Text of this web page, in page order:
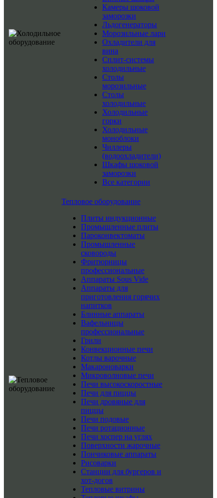
Камеры шоковой
заморозки
Льдогенераторы
Морозильные лари
Охладители для
вина
Сплит-системы
холодильные
Столы
морозильные
Столы
холодильные
Холодильные
горки
Холодильные
моноблоки
Чиллеры
(водоохладители)
Шкафы шоковой
заморозки
Все категории
Тепловое оборудование
Плиты индукционные
Промышленные плиты
Пароконвектоматы
Промышленные
сковороды
Фритюрницы
профессиональные
Аппараты Sous Vide
Аппараты для
приготовления горячих
напитков
Блинные аппараты
Вафельницы
профессиональные
Грили
Конвекционные печи
Котлы варочные
Макароноварки
Микроволновые печи
Печи высокоскоростные
Печи для пиццы
Печи дровяные для
пиццы
Печи подовые
Печи ротационные
Печи хоспер на углях
Поверхности жарочные
Пончиковые аппараты
Рисоварки
Станции для бургеров и
хот-догов
Тепловые витрины